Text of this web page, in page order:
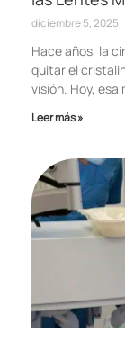
diciembre 5, 2025
Hace años, la
quitar el
visión. Hoy, esa
Leer más »